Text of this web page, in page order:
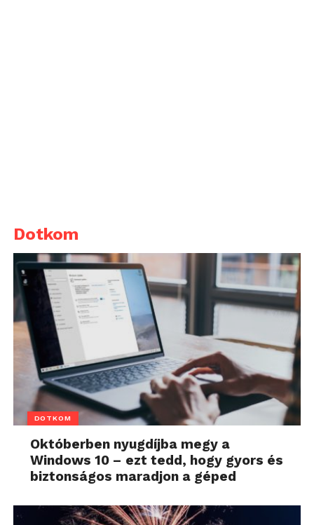
Dotkom
DOTKOM
Októberben nyugdíjba megy a
Windows 10 – ezt tedd, hogy gyors és
biztonságos maradjon a géped